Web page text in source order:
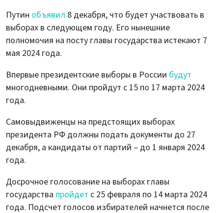
Путин объявил 8 декабря, что будет участвовать в
выборах в следующем году. Его нынешние
полномочия на посту главы государства истекают 7
мая 2024 года.
Впервые президентские выборы в России будут
многодневными. Они пройдут с 15 по 17 марта 2024
года.
Самовыдвиженцы на предстоящих выборах
президента РФ должны подать документы до 27
декабря, а кандидаты от партий – до 1 января 2024
года.
Досрочное голосование на выборах главы
государства пройдет с 25 февраля по 14 марта 2024
года. Подсчет голосов избирателей начнется после